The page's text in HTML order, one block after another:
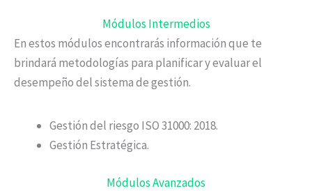
Módulos Intermedios
En estos módulos encontrarás información que te
brindará metodologías para planificar y evaluar el
desempeño del sistema de gestión.
Gestión del riesgo ISO 31000: 2018.
Gestión Estratégica.
Módulos Avanzados